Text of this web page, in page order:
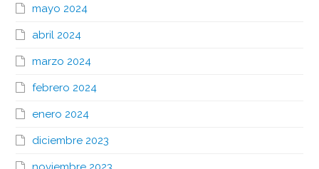
mayo 2024
abril 2024
marzo 2024
febrero 2024
enero 2024
diciembre 2023